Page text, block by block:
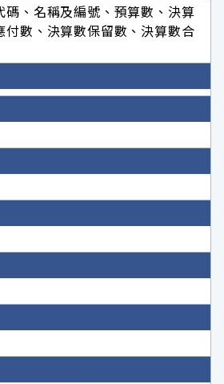
碼、名稱及編號、預算數、決算
付數、決算數保留數、決算數合